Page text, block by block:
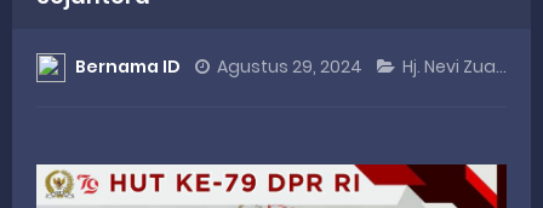
IHSG Bangkit dan Rupiah Menguat, Rahmat Saleh Apresiasi Gerak Cepat Dasco
Bernama ID Agustus 29, 2024 Hj. Nevi Zuairina